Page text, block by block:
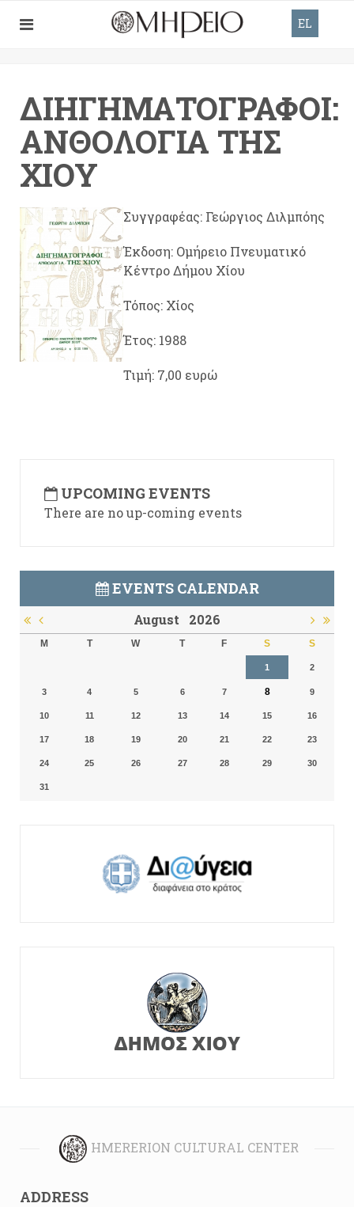
EL
ΔΙΗΓΗΜΑΤΟΓΡΆΦΟΙ:
ΑΝΘΟΛΟΓΊΑ ΤΗΣ
ΧΊΟΥ
Συγγραφέας: Γεώργιος Διλμπόης
Έκδοση: Ομήρειο Πνευματικό
Κέντρο Δήμου Χίου
Τόπος: Χίος
Έτος: 1988
Τιμή: 7,00 ευρώ
UPCOMING EVENTS
There are no up-coming events
EVENTS CALENDAR
August 2026
M T W T F S S
1 2
3 4 5 6 7 8 9
10 11 12 13 14 15 16
17 18 19 20 21 22 23
24 25 26 27 28 29 30
31
HMERERION CULTURAL CENTER
ADDRESS